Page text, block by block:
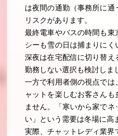
は夜間の通勤（事務所に通
リスクがあります。
最終電車やバスの時間も東
シーも雪の日は捕まりに
深夜は在宅配信に切り替え
勤務しない選択も検討しま
一方で利用者側の視点では
ャットを楽しむお客さん
ません。「寒いから家で
い」という需要は冬場に高
実際、チャットレディ業界